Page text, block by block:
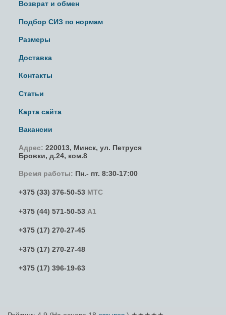
Возврат и обмен
Подбор СИЗ по нормам
Размеры
Доставка
Контакты
Статьи
Карта сайта
Вакансии
Адрес: 220013, Минск, ул. Петруся
Бровки, д.24, ком.8
Время работы: Пн.- пт. 8:30-17:00
+375 (33) 376-50-53 МТС
+375 (44) 571-50-53 А1
+375 (17) 270-27-45
+375 (17) 270-27-48
+375 (17) 396-19-63